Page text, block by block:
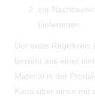
zur
Lieferanten.
Der erste Regelkreis
besteht aus einer
Material in der
Karte über einen mit